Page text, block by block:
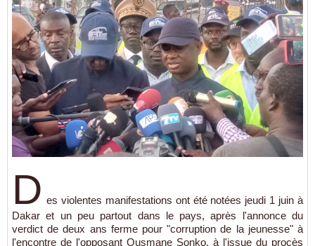
D es violentes manifestations ont été notées jeudi 1 juin à
Dakar et un peu partout dans le pays, après l'annonce du
verdict de deux ans ferme pour "corruption de la jeunesse" à
l'encontre de l'opposant Ousmane Sonko, à l'issue du procès